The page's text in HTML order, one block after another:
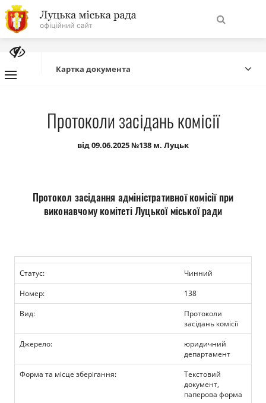
На
головну
сайту
Про місто
Міська влада
Бюджет
Документи
Картка документа
Протоколи засідань комісії
від 09.06.2025 №138 м. Луцьк
Протокол засідання адміністративної комісії при
виконавчому комітеті Луцької міської ради
Статус:
Чинний
Номер:
138
Вид:
Протоколи
засідань комісії
Джерело:
юридичний
департамент
Форма та місце зберігання:
Текстовий
документ,
паперова форма